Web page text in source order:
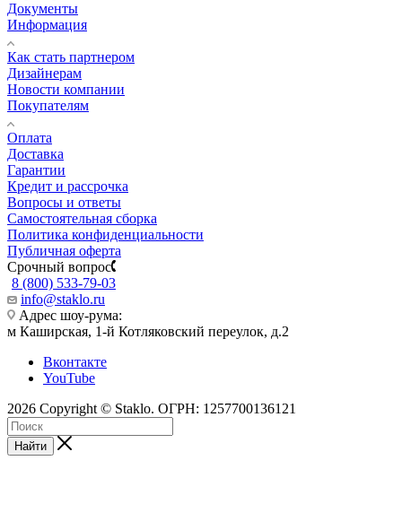
Документы
Информация
Как стать партнером
Дизайнерам
Новости компании
Покупателям
Оплата
Доставка
Гарантии
Кредит и рассрочка
Вопросы и ответы
Самостоятельная сборка
Политика конфиденциальности
Публичная оферта
Срочный вопрос
8 (800) 533-79-03
info@staklo.ru
Адрес шоу-рума:
м Каширская, 1-й Котляковский переулок, д.2
Вконтакте
YouTube
2026 Copyright © Staklo. ОГРН: 1257700136121
Найти